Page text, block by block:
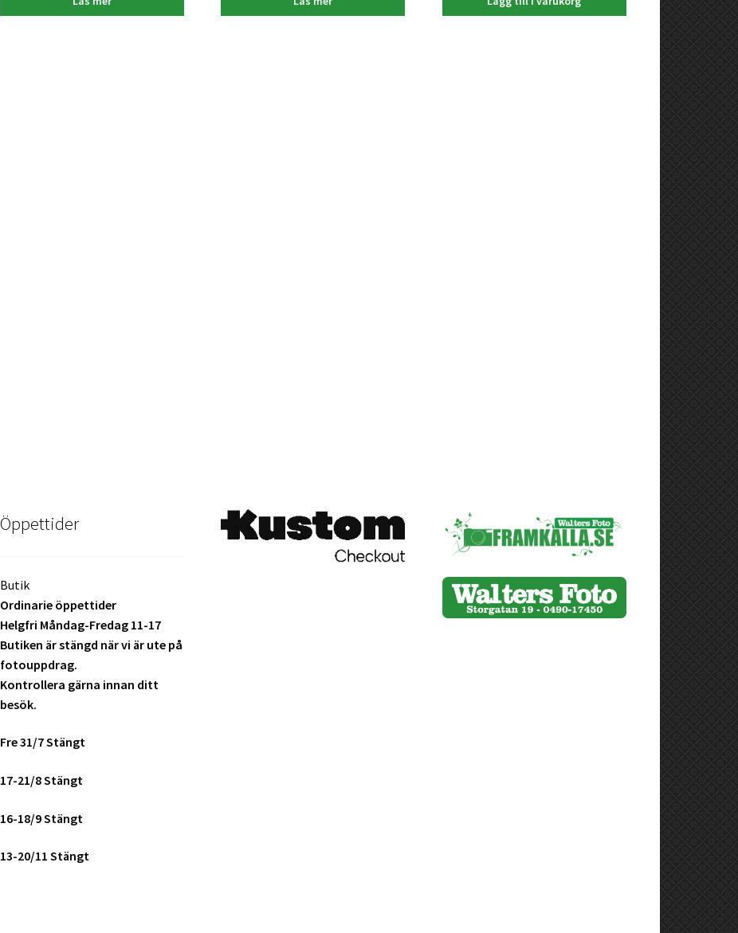
Öppettider
Butik
Ordinarie öppettider
Helgfri Måndag-Fredag 11-17
Butiken är stängd när vi är ute på
fotouppdrag.
Kontrollera gärna innan ditt
besök.
Fre 31/7 Stängt
17-21/8 Stängt
16-18/9 Stängt
13-20/11 Stängt